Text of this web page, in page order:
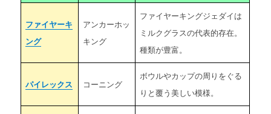
ミルクグラスが登場する映画
ファイヤーキ
ング
アンカーホッ
キング
ファイヤーキングジェダイは
ミルクグラスの代表的存在。
種類が豊富。
パイレックス コーニング
ボウルやカップの周りをぐる
りと覆う美しい模様。